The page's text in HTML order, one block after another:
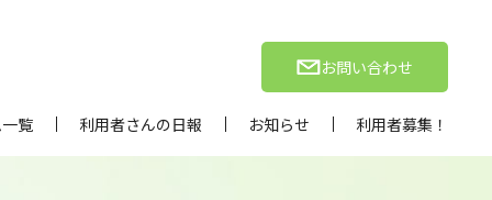
お問い合わせ
覧 利用者さんの日報 お知らせ 利用者募集！